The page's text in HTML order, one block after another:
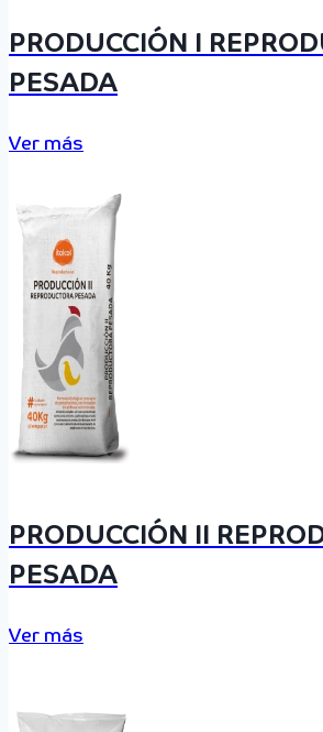
PRODUCCIÓN I
PESADA
Ver más
PRODUCCIÓN II
PESADA
Ver más